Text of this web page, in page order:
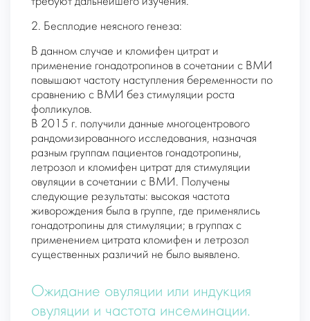
2. Бесплодие неясного генеза:
В данном случае и кломифен цитрат и
применение гонадотропинов в сочетании с ВМИ
повышают частоту наступления беременности по
сравнению с ВМИ без стимуляции роста
фолликулов.
В 2015 г. получили данные многоцентрового
рандомизированного исследования, назначая
разным группам пациентов гонадотропины,
летрозол и кломифен цитрат для стимуляции
овуляции в сочетании с ВМИ. Получены
следующие результаты: высокая частота
живорождения была в группе, где применялись
гонадотропины для стимуляции; в группах с
применением цитрата кломифен и летрозол
существенных различий не было выявлено.
Ожидание овуляции или индукция
овуляции и частота инсеминации.